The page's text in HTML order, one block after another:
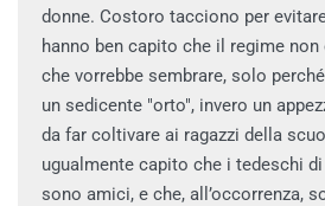
donne. Costoro tacciono per
hanno ben capito che il regime
che vorrebbe sembrare, solo
un sedicente "orto", invero un
da far coltivare ai ragazzi della
ugualmente capito che i tedeschi
sono amici, e che, all’occorrenza,